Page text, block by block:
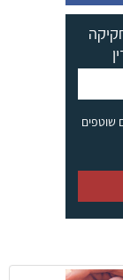
שוטפים